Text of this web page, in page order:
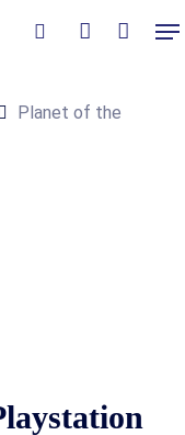
Planet of the